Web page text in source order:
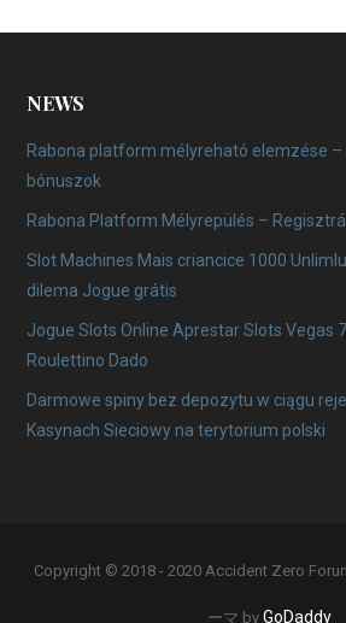
NEWS
Rabona platform mélyreható elemzése –
bónuszok
Rabona Platform Mélyrepülés –
Slot Machines Mais criancice 1000
dilema Jogue grátis
Jogue Slots Online Aprestar Slots Vegas
Roulettino Dado
Darmowe spiny bez depozytu w ciągu
Kasynach Sieciowy na terytorium polski
Copyright © 2018 - 2020 Accident Zero
ーマ byGoDaddy